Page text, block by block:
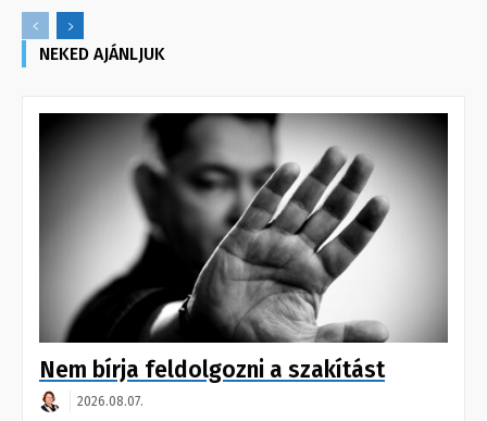
NEKED AJÁNLJUK
Nem bírja feldolgozni a szakítást
2026.08.07.